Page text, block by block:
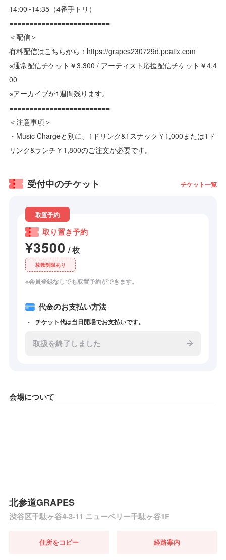
14:00~14:35（4番手トリ）
=========================
＜配信＞
有料配信はこちらから：https://grapes230729d.peatix.com
※通常配信チケット￥3,300 / アーティスト応援配信チケット￥4,4
00
※アーカイブが1週間残ります。
=========================
＜注意事項＞
・Music Chargeと別に、1ドリンク&1スナック￥1,000または1ド
リンク&ランチ￥1,800のご注文が必要です。
受付中のチケット チケット一覧
取置予約
取り置き予約
¥3500 / 枚
枚数制限あり
※会員登録なしでも取置予約ができます。
代金のお支払い方法
チケット代は当日開場でお支払いです。
取扱を終了しました
会場について
北参道GRAPES
渋谷区千駄ヶ谷4-3-11 ニューベリー千駄ヶ谷1F
住所をコピー 経路案内